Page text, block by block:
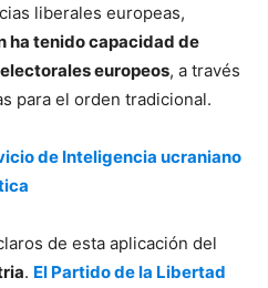
liberales europeas,
ha tenido capacidad de
europeos, a través
para el orden tradicional.
de Inteligencia ucraniano
de esta aplicación del
. El Partido de la Libertad